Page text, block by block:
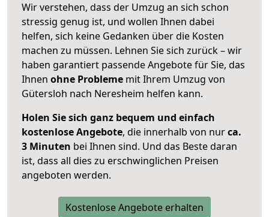
Wir verstehen, dass der Umzug an sich schon
stressig genug ist, und wollen Ihnen dabei
helfen, sich keine Gedanken über die Kosten
machen zu müssen. Lehnen Sie sich zurück – wir
haben garantiert passende Angebote für Sie, das
Ihnen ohne Probleme mit Ihrem Umzug von
Gütersloh nach Neresheim helfen kann.
Holen Sie sich ganz bequem und einfach
kostenlose Angebote, die innerhalb von nurca.
3 Minuten bei Ihnen sind. Und das Beste daran
ist, dass all dies zu erschwinglichen Preisen
angeboten werden.
Kostenlose Angebote erhalten